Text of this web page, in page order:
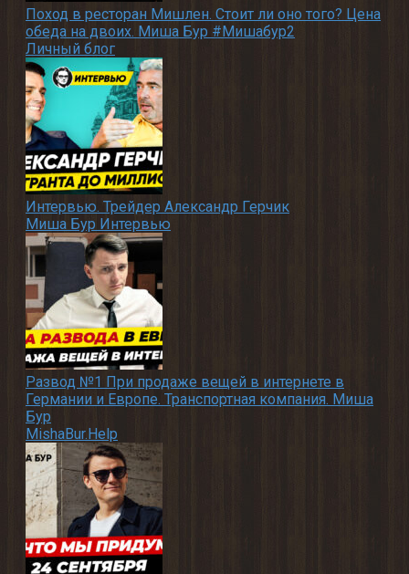
Поход в ресторан Мишлен. Стоит ли оно того? Цена
обеда на двоих. Миша Бур #Мишабур2
Личный блог
Интервью. Трейдер Александр Герчик
Миша Бур Интервью
Развод №1 При продаже вещей в интернете в
Германии и Европе. Транспортная компания. Миша
Бур
MishaBur.Help